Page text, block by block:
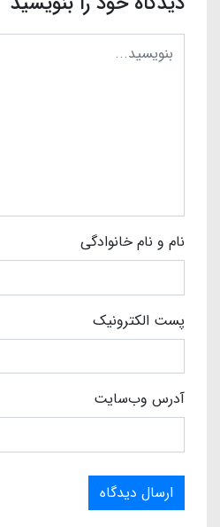
نام و نام خانوادگی
پست الکترونیک
آدرس وب‌سایت
ارسال دیدگاه